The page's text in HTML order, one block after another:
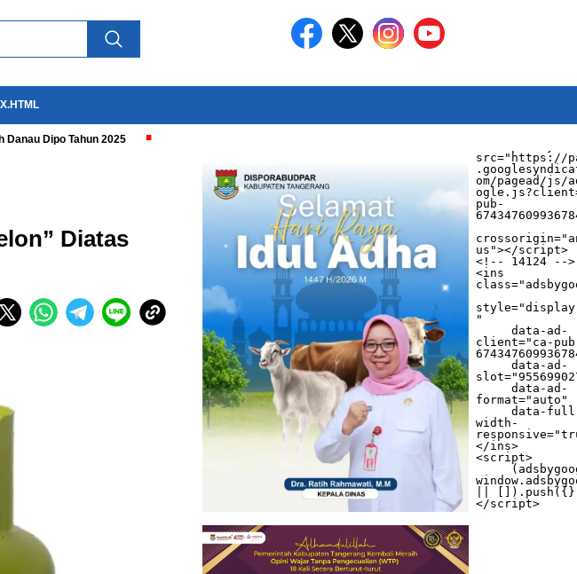
Dipo Tahun 2025
src="https://
om/pagead/js/
pub-
us"></script>
<!-- 14124 -->
<ins
"
     data-ad-
client="ca-
     data-ad-
     data-ad-
format="auto"
     data-full-
width-
</ins>
<script>
||
</script>
Diatas